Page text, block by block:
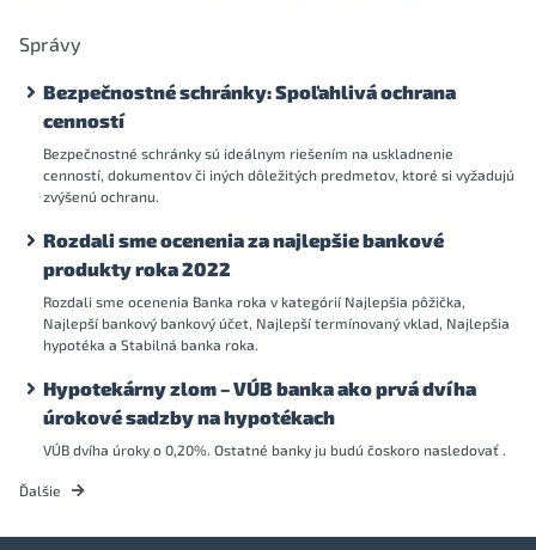
Správy
Bezpečnostné schránky: Spoľahlivá ochrana
cenností
Bezpečnostné schránky sú ideálnym riešením na uskladnenie
cenností, dokumentov či iných dôležitých predmetov, ktoré si vyžadujú
zvýšenú ochranu.
Rozdali sme ocenenia za najlepšie bankové
produkty roka 2022
Rozdali sme ocenenia Banka roka v kategórií Najlepšia pôžička,
Najlepší bankový bankový účet, Najlepší termínovaný vklad, Najlepšia
hypotéka a Stabilná banka roka.
Hypotekárny zlom – VÚB banka ako prvá dvíha
úrokové sadzby na hypotékach
VÚB dvíha úroky o 0,20%. Ostatné banky ju budú čoskoro nasledovať .
Ďalšie